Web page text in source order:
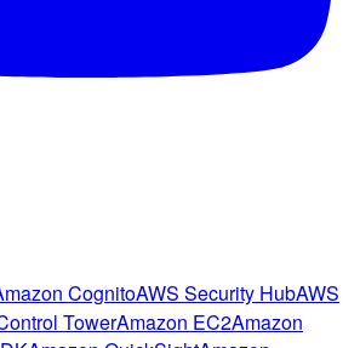
CognitoAWS Security HubAWS
TowerAmazon EC2Amazon